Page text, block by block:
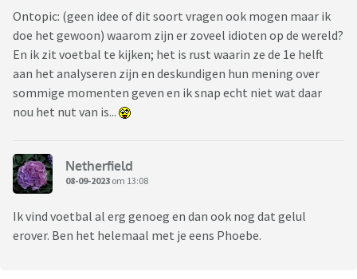
Ontopic: (geen idee of dit soort vragen ook mogen maar ik
doe het gewoon) waarom zijn er zoveel idioten op de wereld?
En ik zit voetbal te kijken; het is rust waarin ze de 1e helft
aan het analyseren zijn en deskundigen hun mening over
sommige momenten geven en ik snap echt niet wat daar
nou het nut van is...
Netherfield
08-09-2023 om 13:08
Ik vind voetbal al erg genoeg en dan ook nog dat gelul
erover. Ben het helemaal met je eens Phoebe.